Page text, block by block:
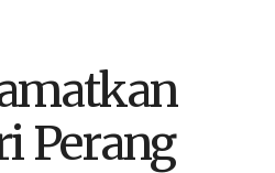
Perang